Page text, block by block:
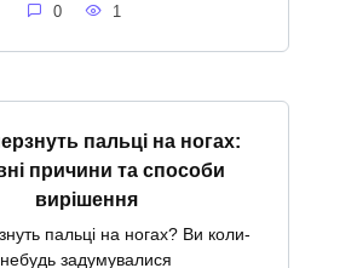
0 1
пальці на ногах:
причини та способи
вирішення
пальці на ногах? Ви коли-
небудь задумувалися